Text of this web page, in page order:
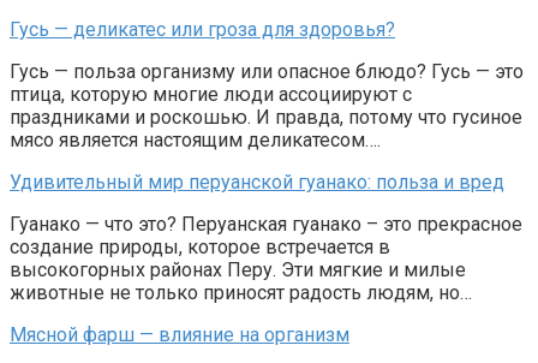
Гусь — деликатес или гроза для здоровья?
Гусь — польза организму или опасное блюдо? Гусь — это
птица, которую многие люди ассоциируют с
праздниками и роскошью. И правда, потому что гусиное
мясо является настоящим деликатесом….
Удивительный мир перуанской гуанако: польза и вред
Гуанако — что это? Перуанская гуанако – это прекрасное
создание природы, которое встречается в
высокогорных районах Перу. Эти мягкие и милые
животные не только приносят радость людям, но…
Мясной фарш — влияние на организм